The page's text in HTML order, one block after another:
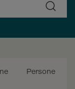
Persone